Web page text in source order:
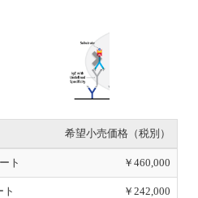
x
t
希望小売価格（税別）
ト ￥460,000
ト ￥242,000